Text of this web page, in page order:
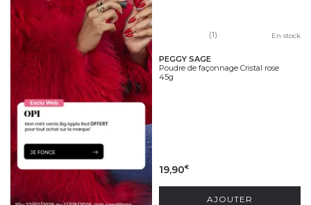
(1) En stock
PEGGY SAGE
Poudre de façonnage Cristal rose
45g
19,90€
AJOUTER